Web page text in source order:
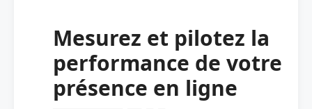
Mesurez et pilotez la
performance de votre
présence en ligne